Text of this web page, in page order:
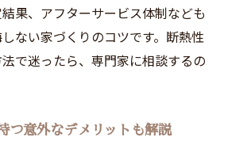
果、アフターサービス体制なども
ない家づくりのコツです。断熱性
で迷ったら、専門家に相談するの
つ意外なデメリットも解説